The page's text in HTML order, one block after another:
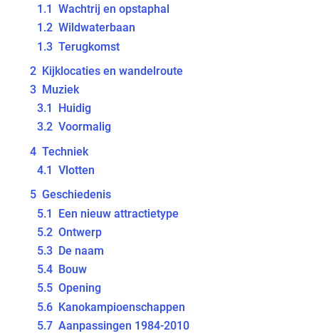
1.1 Wachtrij en opstaphal
1.2 Wildwaterbaan
1.3 Terugkomst
2 Kijklocaties en wandelroute
3 Muziek
3.1
Huidig
3.2 Voormalig
4 Techniek
4.1 Vlotten
5 Geschiedenis
5.1
Een nieuw attractietype
5.2 Ontwerp
5.3 De naam
5.4 Bouw
5.5 Opening
5.6 Kanokampioenschappen
5.7 Aanpassingen 1984-2010